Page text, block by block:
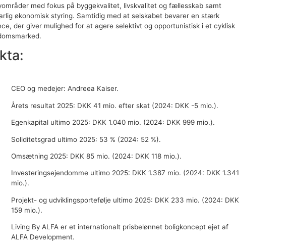
med fokus på byggekvalitet, livskvalitet og fællesskab samt
økonomisk styring. Samtidig med at selskabet bevarer en stærk
der giver mulighed for at agere selektivt og opportunistisk i et cyklisk
CEO og medejer: Andreea Kaiser.
Årets resultat 2025: DKK 41 mio. efter skat (2024: DKK -5 mio.).
Egenkapital ultimo 2025: DKK 1.040 mio. (2024: DKK 999 mio.).
Soliditetsgrad ultimo 2025: 53 % (2024: 52 %).
Omsætning 2025: DKK 85 mio. (2024: DKK 118 mio.).
Investeringsejendomme ultimo 2025: DKK 1.387 mio. (2024: DKK 1.341
mio.).
Projekt- og udviklingsportefølje ultimo 2025: DKK 233 mio. (2024: DKK
159 mio.).
Living By ALFA er et internationalt prisbelønnet boligkoncept ejet af
ALFA Development.